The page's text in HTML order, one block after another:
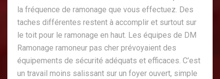
la fréquence de ramonage que vous effectuez. Des
taches différentes restent à accomplir et surtout sur
le toit pour le ramonage en haut. Les équipes de DM
Ramonage ramoneur pas cher prévoyaient des
équipements de sécurité adéquats et efficaces. C’est
un travail moins salissant sur un foyer ouvert, simple